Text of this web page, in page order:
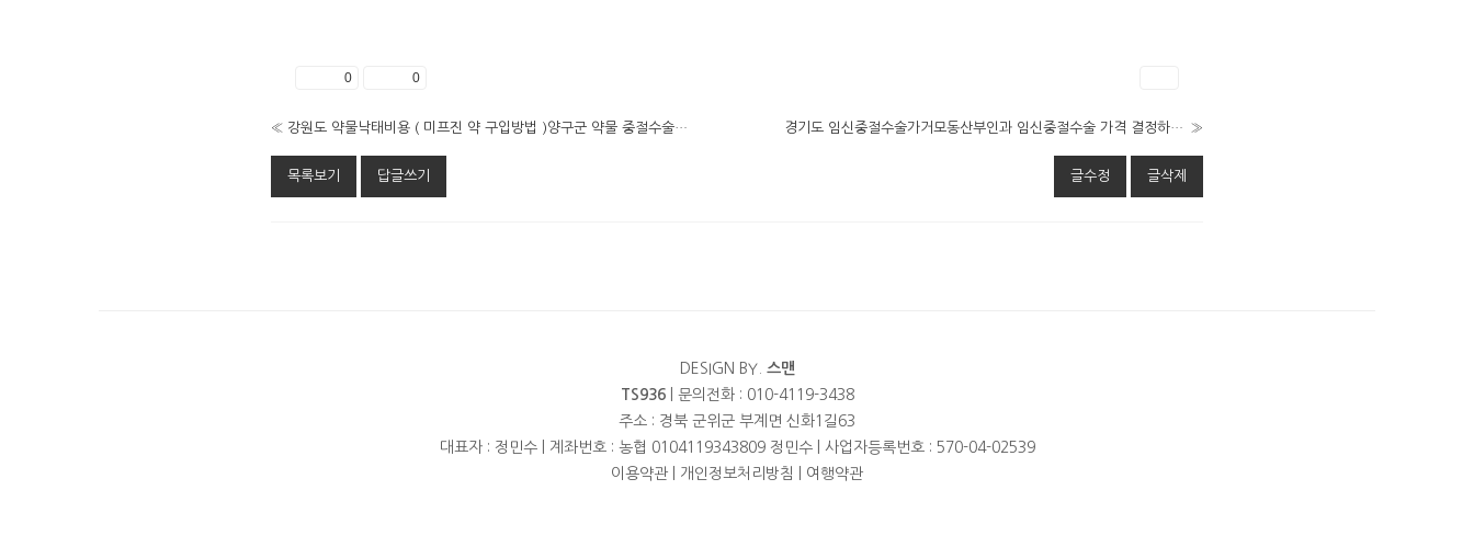
0 0
« 강원도 약물낙태비용 ( 미프진 약 구입방법 )양구군 약물 중절수술 얼마인가요 임신중절유도약복용가능한시기 경기도 임신중절수술가거모동산부인과 임신중절수술 가격 결정하는 이유는 임신중절약 미소프로스톨 능병원 광주시 낙태임신중절방법 초기임신중단 알약 »
목록보기 답글쓰기 글수정 글삭제
DESIGN BY. 스맨
TS936| 문의전화 : 010-4119-3438
주소 : 경북 군위군 부계면 신화1길63
대표자 : 정민수 | 계좌번호 : 농협 0104119343809 정민수 | 사업자등록번호 : 570-04-02539
이용약관
개인정보처리방침 여행약관